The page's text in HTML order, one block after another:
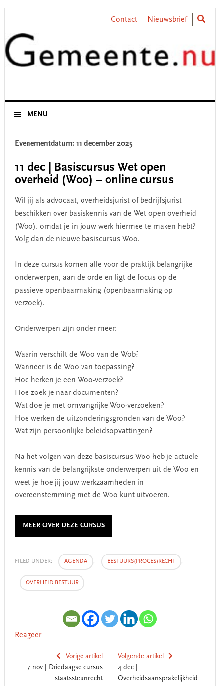
Skip
primary
navigation
Skip
content
Skip
primary
sidebar
Skip
footer
Contact Nieuwsbrief
MENU
Evenementdatum: 11 december 2025
11 dec | Basiscursus Wet open
overheid (Woo) – online cursus
Wil jij als advocaat, overheidsjurist of bedrijfsjurist
beschikken over basiskennis van de Wet open overheid
(Woo), omdat je in jouw werk hiermee te maken hebt?
Volg dan de nieuwe basiscursus Woo.
In deze cursus komen alle voor de praktijk belangrijke
onderwerpen, aan de orde en ligt de focus op de
passieve openbaarmaking (openbaarmaking op
verzoek).
Onderwerpen zijn onder meer:
Waarin verschilt de Woo van de Wob?
Wanneer is de Woo van toepassing?
Hoe herken je een Woo-verzoek?
Hoe zoek je naar documenten?
Wat doe je met omvangrijke Woo-verzoeken?
Hoe werken de uitzonderingsgronden van de Woo?
Wat zijn persoonlijke beleidsopvattingen?
Na het volgen van deze basiscursus Woo heb je actuele
kennis van de belangrijkste onderwerpen uit de Woo en
weet je hoe jij jouw werkzaamheden in
overeenstemming met de Woo kunt uitvoeren.
MEER OVER DEZE CURSUS
FILED UNDER: AGENDA , BESTUURS(PROCES)RECHT ,
OVERHEID BESTUUR
Reageer
Vorige artikel
7 nov | Driedaagse cursus
staatssteunrecht
Volgende artikel
4 dec |
Overheidsaansprakelijkheid